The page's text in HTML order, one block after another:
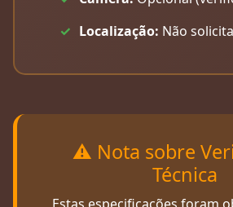
Localização: Não
⚠️ Nota sobre
Técnica